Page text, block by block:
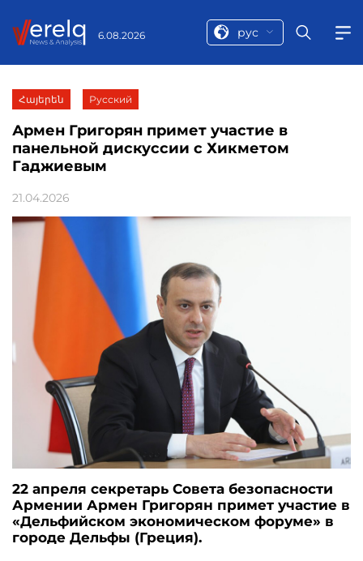
6.08.2026 рус
Հայերեն Русский
Армен Григорян примет участие в
панельной дискуссии с Хикметом
Гаджиевым
21.04.2026
22 апреля секретарь Совета безопасности
Армении Армен Григорян примет участие в
«Дельфийском экономическом форуме» в
городе Дельфы (Греция).